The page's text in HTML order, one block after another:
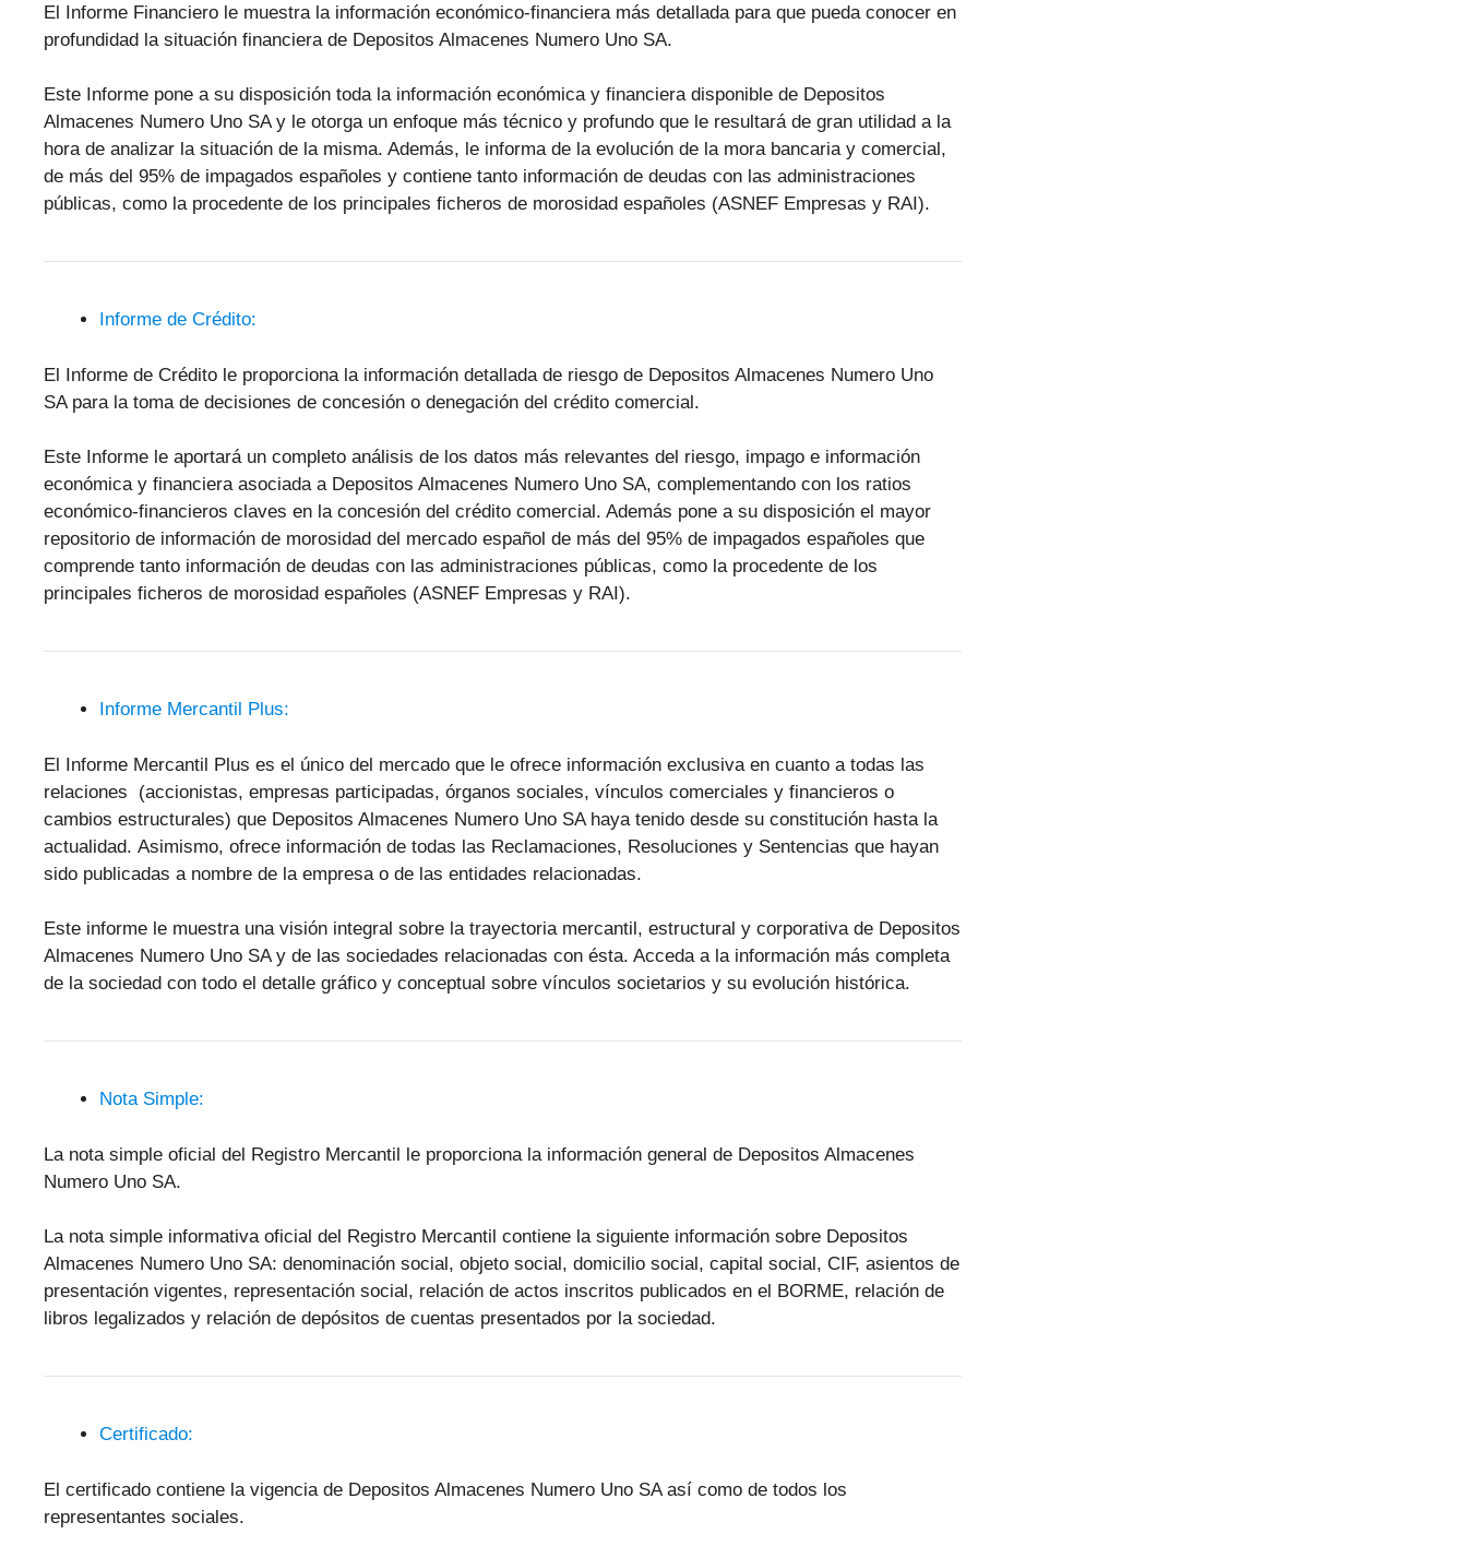
El Informe Financiero le muestra la información económico-financiera más detallada para que pueda conocer en
profundidad la situación financiera de Depositos Almacenes Numero Uno SA.
Este Informe pone a su disposición toda la información económica y financiera disponible de Depositos
Almacenes Numero Uno SA y le otorga un enfoque más técnico y profundo que le resultará de gran utilidad a la
hora de analizar la situación de la misma. Además, le informa de la evolución de la mora bancaria y comercial,
de más del 95% de impagados españoles y contiene tanto información de deudas con las administraciones
públicas, como la procedente de los principales ficheros de morosidad españoles (ASNEF Empresas y RAI).
Informe de Crédito:
El Informe de Crédito le proporciona la información detallada de riesgo de Depositos Almacenes Numero Uno
SA para la toma de decisiones de concesión o denegación del crédito comercial.
Este Informe le aportará un completo análisis de los datos más relevantes del riesgo, impago e información
económica y financiera asociada a Depositos Almacenes Numero Uno SA, complementando con los ratios
económico-financieros claves en la concesión del crédito comercial. Además pone a su disposición el mayor
repositorio de información de morosidad del mercado español de más del 95% de impagados españoles que
comprende tanto información de deudas con las administraciones públicas, como la procedente de los
principales ficheros de morosidad españoles (ASNEF Empresas y RAI).
Informe Mercantil Plus:
El Informe Mercantil Plus es el único del mercado que le ofrece información exclusiva en cuanto a todas las
relaciones (accionistas, empresas participadas, órganos sociales, vínculos comerciales y financieros o
cambios estructurales) que Depositos Almacenes Numero Uno SA haya tenido desde su constitución hasta la
actualidad. Asimismo, ofrece información de todas las Reclamaciones, Resoluciones y Sentencias que hayan
sido publicadas a nombre de la empresa o de las entidades relacionadas.
Este informe le muestra una visión integral sobre la trayectoria mercantil, estructural y corporativa de Depositos
Almacenes Numero Uno SA y de las sociedades relacionadas con ésta. Acceda a la información más completa
de la sociedad con todo el detalle gráfico y conceptual sobre vínculos societarios y su evolución histórica.
Nota Simple:
La nota simple oficial del Registro Mercantil le proporciona la información general de Depositos Almacenes
Numero Uno SA.
La nota simple informativa oficial del Registro Mercantil contiene la siguiente información sobre Depositos
Almacenes Numero Uno SA: denominación social, objeto social, domicilio social, capital social, CIF, asientos de
presentación vigentes, representación social, relación de actos inscritos publicados en el BORME, relación de
libros legalizados y relación de depósitos de cuentas presentados por la sociedad.
Certificado:
El certificado contiene la vigencia de Depositos Almacenes Numero Uno SA así como de todos los
representantes sociales.